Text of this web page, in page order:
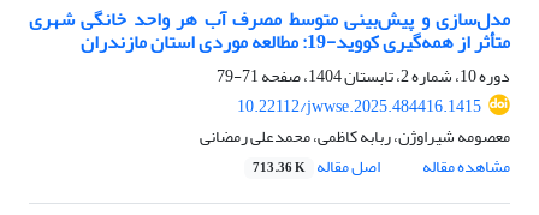
مدل‌سازی و پیش‌بینی متوسط مصرف آب هر واحد خانگی شهری
متأثر از همه‌گیری کووید-19: مطالعه موردی استان مازندران
دوره 10، شماره 2، تابستان 1404، صفحه
71-79
10.22112/jwwse.2025.484416.1415
معصومه شیراوژن، ربابه کاظمی، محمدعلی رمضانی
مشاهده مقاله
اصل مقاله 713.36 K